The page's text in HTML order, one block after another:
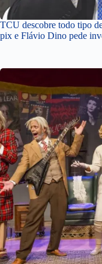
TCU descobre todo tipo
pix e Flávio Dino pede